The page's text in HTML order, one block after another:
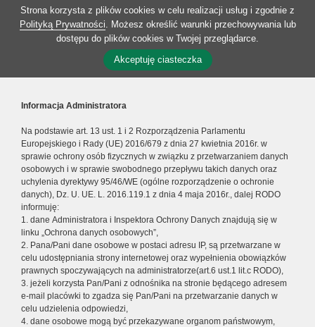
Strona korzysta z plików cookies w celu realizacji usług i zgodnie z
Polityką Prywatności. Możesz określić warunki przechowywania lub
dostępu do plików cookies w Twojej przeglądarce.
Akceptuję ciasteczka
Informacja Administratora
Na podstawie art. 13 ust. 1 i 2 Rozporządzenia Parlamentu
Europejskiego i Rady (UE) 2016/679 z dnia 27 kwietnia 2016r. w
sprawie ochrony osób fizycznych w związku z przetwarzaniem danych
osobowych i w sprawie swobodnego przepływu takich danych oraz
uchylenia dyrektywy 95/46/WE (ogólne rozporządzenie o ochronie
danych), Dz. U. UE. L. 2016.119.1 z dnia 4 maja 2016r., dalej RODO
informuję:
1. dane Administratora i Inspektora Ochrony Danych znajdują się w
linku „Ochrona danych osobowych”,
2. Pana/Pani dane osobowe w postaci adresu IP, są przetwarzane w
celu udostępniania strony internetowej oraz wypełnienia obowiązków
prawnych spoczywających na administratorze(art.6 ust.1 lit.c RODO),
3. jeżeli korzysta Pan/Pani z odnośnika na stronie będącego adresem
e-mail placówki to zgadza się Pan/Pani na przetwarzanie danych w
celu udzielenia odpowiedzi,
4. dane osobowe mogą być przekazywane organom państwowym,